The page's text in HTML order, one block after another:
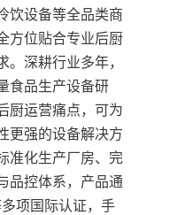
饮设备等全品类商
方位贴合专业后厨
。深耕行业多年，
食品生产设备研
厨运营痛点，可为
更强的设备解决方
准化生产厂房、完
品控体系，产品通
项国际认证，手